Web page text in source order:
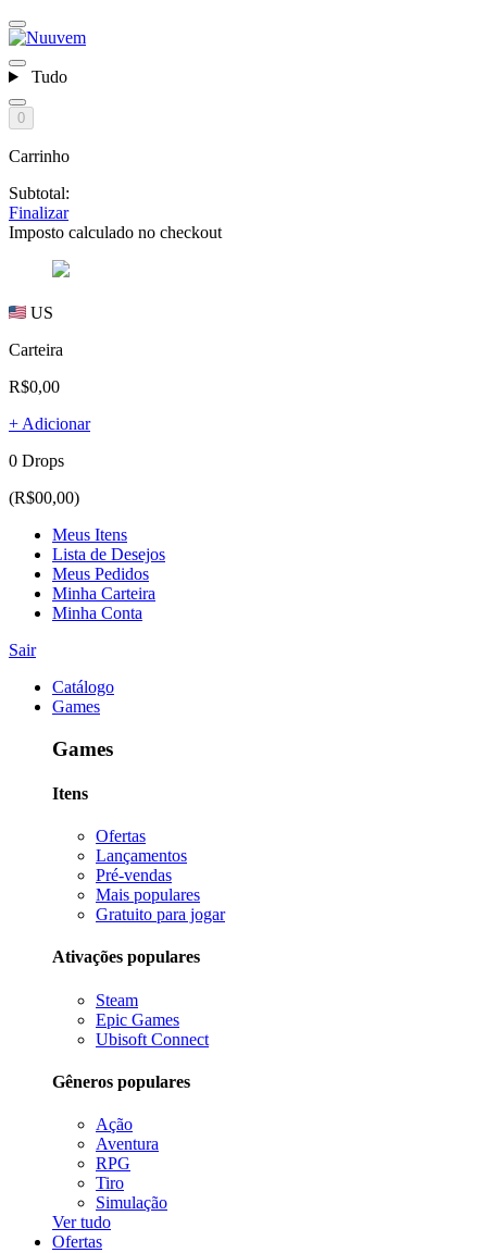
Tudo
0
Carrinho
Subtotal:
Finalizar
Imposto calculado no checkout
US
Carteira
R$0,00
+ Adicionar
0 Drops
(R$00,00)
Meus Itens
Lista de Desejos
Meus Pedidos
Minha Carteira
Minha Conta
Sair
Catálogo
Games
Games
Itens
Ofertas
Lançamentos
Pré-vendas
Mais populares
Gratuito para jogar
Ativações populares
Steam
Epic Games
Ubisoft Connect
Gêneros populares
Ação
Aventura
RPG
Tiro
Simulação
Ver tudo
Ofertas